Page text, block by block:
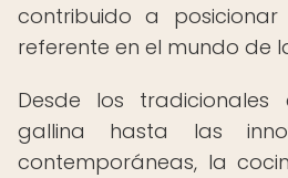
contribuido a
referente en el mundo de
Desde los
gallina hasta las
contemporáneas, la